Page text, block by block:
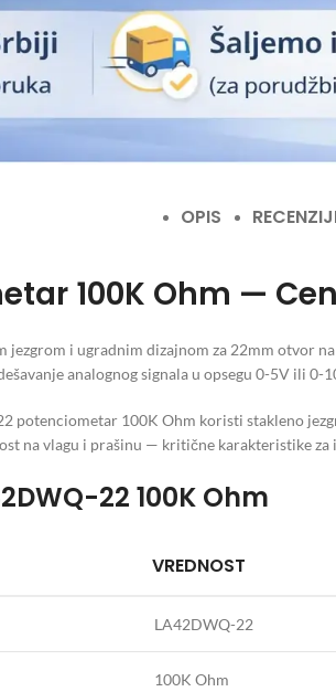
OPIS
100K Ohm —
i ugradnim dizajnom za 22mm otvor
analognog signala u opsegu 0-5V ili 0-
potenciometar 100K Ohm koristi stakleno
na vlagu i prašinu — kritične karakteristike za
22 100K Ohm
VREDNOST
LA42DWQ-22
100K Ohm